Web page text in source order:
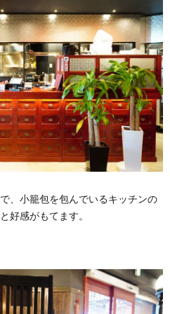
、小籠包を包んでいるキッチンの
好感がもてます。